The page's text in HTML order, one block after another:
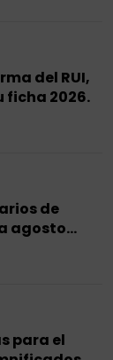
del RUI,
ficha 2026.
de
agosto
para el